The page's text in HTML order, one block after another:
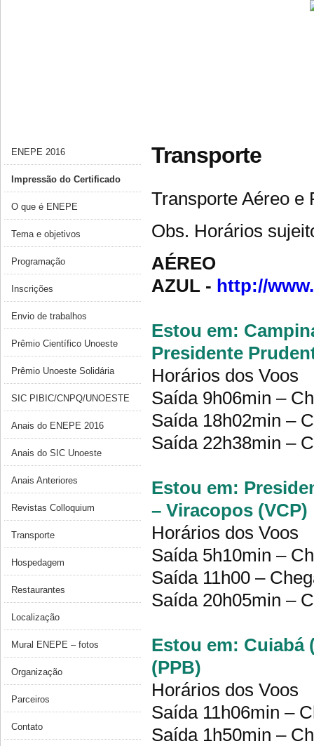
ENEPE 2016
Impressão do Certificado
O que é ENEPE
Tema e objetivos
Programação
Inscrições
Envio de trabalhos
Prêmio Científico Unoeste
Prêmio Unoeste Solidária
SIC PIBIC/CNPQ/UNOESTE
Anais do ENEPE 2016
Anais do SIC Unoeste
Anais Anteriores
Revistas Colloquium
Transporte
Hospedagem
Restaurantes
Localização
Mural ENEPE – fotos
Organização
Parceiros
Contato
Transporte
Transporte Aéreo e
Obs. Horários
AÉREO
AZUL - http://
Estou em:
Presidente
Horários dos Voos
Saída 9h06min –
Saída 18h02min –
Saída 22h38min –
Estou em:
– Viracopos (VCP)
Horários dos Voos
Saída 5h10min –
Saída 11h00 –
Saída 20h05min –
Estou em: Cuiabá
(PPB)
Horários dos Voos
Saída 11h06min –
Saída 1h50min –